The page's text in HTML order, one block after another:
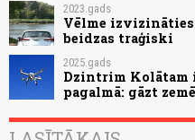
2023.gads
Vēlme
beidzas traģiski
2025.gads
Dzintrim Kolātam
pagalmā: gāzt